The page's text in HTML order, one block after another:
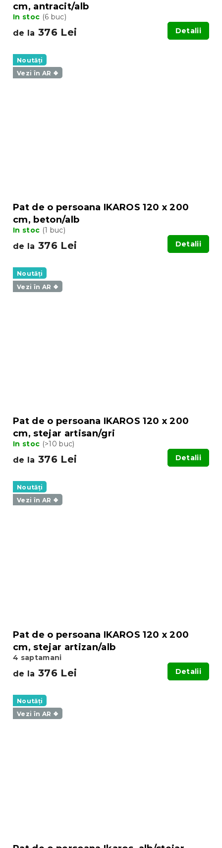
cm, antracit/alb
In stoc (6 buc)
de la 376 Lei Detalii
Noutăți
Vezi în AR ❖
Pat de o persoana IKAROS 120 x 200
cm, beton/alb
In stoc (1 buc)
de la 376 Lei Detalii
Noutăți
Vezi în AR ❖
Pat de o persoana IKAROS 120 x 200
cm, stejar artisan/gri
In stoc (>10 buc)
de la 376 Lei Detalii
Noutăți
Vezi în AR ❖
Pat de o persoana IKAROS 120 x 200
cm, stejar artizan/alb
4 saptamani
de la 376 Lei Detalii
Noutăți
Vezi în AR ❖